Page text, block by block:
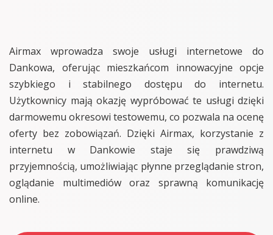
Airmax wprowadza swoje usługi internetowe do
Dankowa, oferując mieszkańcom innowacyjne opcje
szybkiego i stabilnego dostępu do internetu.
Użytkownicy mają okazję wypróbować te usługi dzięki
darmowemu okresowi testowemu, co pozwala na ocenę
oferty bez zobowiązań. Dzięki Airmax, korzystanie z
internetu w Dankowie staje się prawdziwą
przyjemnością, umożliwiając płynne przeglądanie stron,
oglądanie multimediów oraz sprawną komunikację
online.